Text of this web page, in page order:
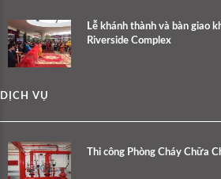
Lễ khánh thành và bàn giao
Riverside Complex
DỊCH VỤ
Thi công Phòng Cháy Chữa